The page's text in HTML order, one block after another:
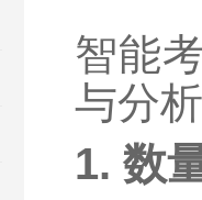
智能
与分
1. 数